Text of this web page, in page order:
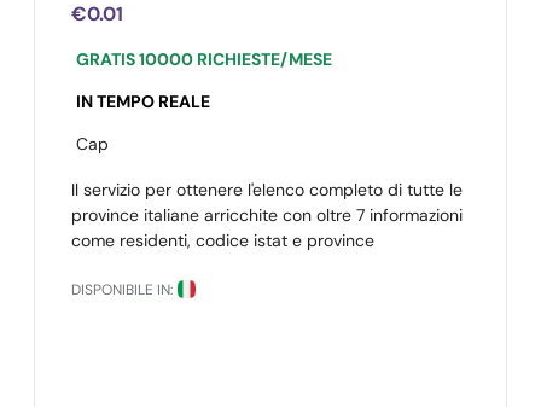
€0.01
GRATIS 10000 RICHIESTE/MESE
IN TEMPO REALE
Cap
Il servizio per ottenere l'elenco completo di tutte le
province italiane arricchite con oltre 7 informazioni
come residenti, codice istat e province
DISPONIBILE IN: